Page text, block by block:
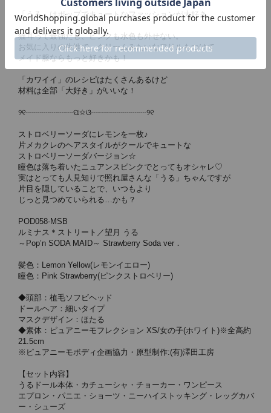
「うる」はポップでキュートなファッションが大好き。
猫耳って最強だし、ピンクも水色も外せない。
お気に入りの生地で、クリームみたいなフリルもつけて
メイド服ならもっと好きかも！
「カワイイ」のレシピはたくさんあるけど
材料は全部「大好き」がいいな！
୨୧┈┈┈┈┈┈ପ✩ଓ┈┈┈┈┈┈┈୨୧
ストロベリーソーダにレモンを一枚♪
片メカクレのヘアスタイルがクールでキュートな
ストロベリーソーダバージョン☆
瞳色は落ち着いたニュアンスピンクでとってもオシャレ♡
実はとっても人見知りで照れ屋さんな「うる」ちゃんですが
片目を隠していることで、いつもより
じっと見つめていられる…かも？
POD058-MSB
ルミナス＊ストリート／望月 うる
～Pop’n SODA MAID～ Strawberry Soda ver．
髪色：Lemon Yellow(レモンイエロー)
瞳色：Pink Strawberry(ピンクストロベリー)
◆頭部：植毛ソフビヘッド
ドールヘア：細いタイプ
マスクデザイン：ほたる
◆素体：ピュアニーモフレクション XS/女の子(ホワイト)※全高約
21.5cm
※ピュアニーモボディ企画協力・原型制作:(有)澤田工房
【セット内容】
うるドール本体・カチューシャ・チョーカー・ワンピース
エプロン・パニエ・ショーツ・ニーハイストッキング・レッグカバ
ー・シューズ